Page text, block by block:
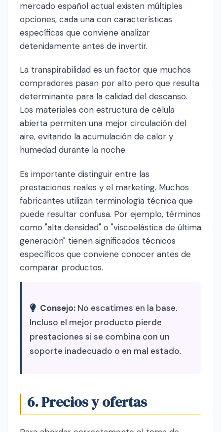
mercado español actual existen múltiples
opciones, cada una con características
específicas que conviene analizar
detenidamente antes de invertir.
La transpirabilidad es un factor que muchos
compradores pasan por alto pero que resulta
determinante para la calidad del descanso.
Los materiales con estructura de célula
abierta permiten una mejor circulación del
aire, evitando la acumulación de calor y
humedad durante la noche.
Es importante distinguir entre las
prestaciones reales y el marketing. Muchos
fabricantes utilizan terminología técnica que
puede resultar confusa. Por ejemplo, términos
como "alta densidad" o "viscoelástica de última
generación" tienen significados técnicos
específicos que conviene conocer antes de
comparar productos.
Consejo: No escatimes en la base.
Incluso el mejor producto pierde
prestaciones si se combina con un
soporte inadecuado o en mal estado.
6. Precios y ofertas